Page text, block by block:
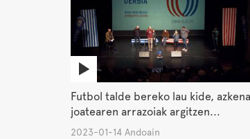
Futbol talde bereko lau kide, azkena
joatearen arrazoiak argitzen...
2023-01-14 Andoain